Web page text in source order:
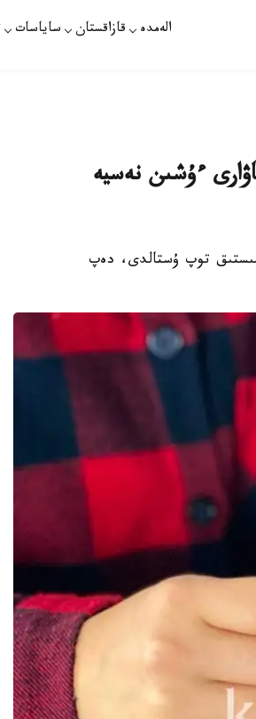
الەمدە قازاقستان ساياسات
ءۇشىن نەسيە
توپ ۇستالدى، دەپ